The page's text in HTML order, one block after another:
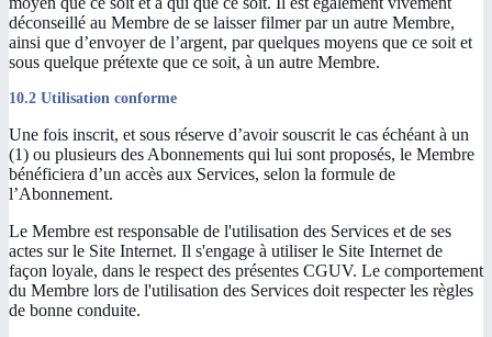
déconseillé au Membre de se laisser filmer par un autre Membre,
ainsi que d’envoyer de l’argent, par quelques moyens que ce soit et
sous quelque prétexte que ce soit, à un autre Membre.
10.2 Utilisation conforme
Une fois inscrit, et sous réserve d’avoir souscrit le cas échéant à un
(1) ou plusieurs des Abonnements qui lui sont proposés, le Membre
bénéficiera d’un accès aux Services, selon la formule de
l’Abonnement.
Le Membre est responsable de l'utilisation des Services et de ses
actes sur le Site Internet. Il s'engage à utiliser le Site Internet de
façon loyale, dans le respect des présentes CGUV. Le comportement
du Membre lors de l'utilisation des Services doit respecter les règles
de bonne conduite.